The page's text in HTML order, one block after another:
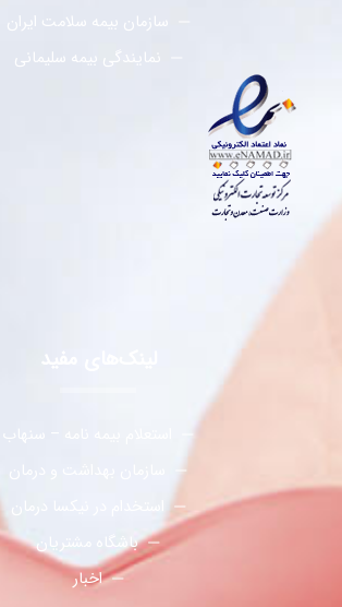
سازمان بیمه سلامت ایران
نمایندگی بیمه سلیمانی
لینک‌های مفید
استعلام بیمه نامه – سنهاب
باشگاه مشتریان
اخبار